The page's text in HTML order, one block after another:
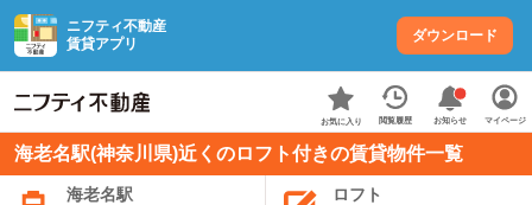
ニフティ不動産
賃貸アプリ
ダウンロード
お気に入り 閲覧履歴 お知らせ マイページ
海老名駅(神奈川県)近くのロフト付きの賃貸物件一覧
海老名駅 ロフト